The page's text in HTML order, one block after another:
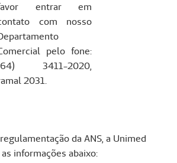
entrar em
com nosso
pelo fone:
3411-2020,
2031.
da ANS, a Unimed
informações abaixo: